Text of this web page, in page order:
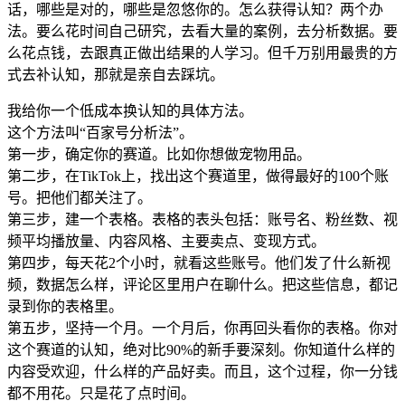
话，哪些是对的，哪些是忽悠你的。怎么获得认知？两个办
法。要么花时间自己研究，去看大量的案例，去分析数据。要
么花点钱，去跟真正做出结果的人学习。但千万别用最贵的方
式去补认知，那就是亲自去踩坑。
我给你一个低成本换认知的具体方法。
这个方法叫“百家号分析法”。
第一步，确定你的赛道。比如你想做宠物用品。
第二步，在TikTok上，找出这个赛道里，做得最好的100个账
号。把他们都关注了。
第三步，建一个表格。表格的表头包括：账号名、粉丝数、视
频平均播放量、内容风格、主要卖点、变现方式。
第四步，每天花2个小时，就看这些账号。他们发了什么新视
频，数据怎么样，评论区里用户在聊什么。把这些信息，都记
录到你的表格里。
第五步，坚持一个月。一个月后，你再回头看你的表格。你对
这个赛道的认知，绝对比90%的新手要深刻。你知道什么样的
内容受欢迎，什么样的产品好卖。而且，这个过程，你一分钱
都不用花。只是花了点时间。